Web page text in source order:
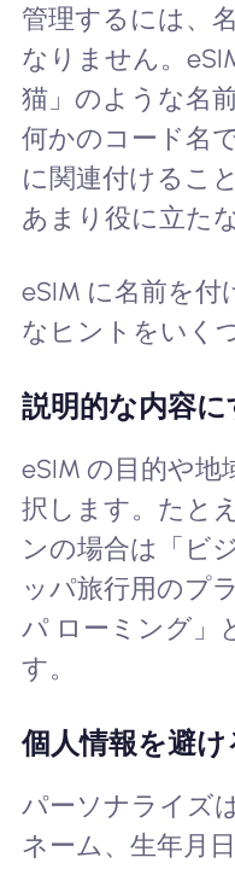
管理するには、
なりません。
猫」のような名
何かのコード名
に関連付けるこ
あまり役に立た
eSIM に名前を付
なヒントをいく
説明的な内容に
eSIM の目的や地
択します。たと
ンの場合は「ビ
ッパ旅行用のプ
パ ローミング」
す。
個人情報を避け
パーソナライズ
ネーム、生年月